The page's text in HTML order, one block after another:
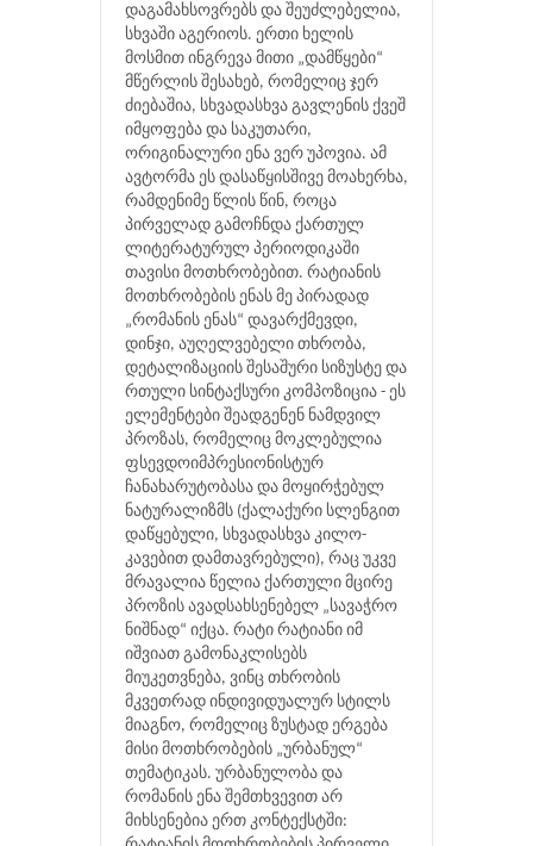
დაგამახსოვრებს და შეუძლებელია,
სხვაში აგერიოს. ერთი ხელის
მოსმით ინგრევა მითი „დამწყები“
მწერლის შესახებ, რომელიც ჯერ
ძიებაშია, სხვადასხვა გავლენის ქვეშ
იმყოფება და საკუთარი,
ორიგინალური ენა ვერ უპოვია. ამ
ავტორმა ეს დასაწყისშივე მოახერხა,
რამდენიმე წლის წინ, როცა
პირველად გამოჩნდა ქართულ
ლიტერატურულ პერიოდიკაში
თავისი მოთხრობებით. რატიანის
მოთხრობების ენას მე პირადად
„რომანის ენას“ დავარქმევდი,
დინჯი, აუღელვებელი თხრობა,
დეტალიზაციის შესაშური სიზუსტე და
რთული სინტაქსური კომპოზიცია - ეს
ელემენტები შეადგენენ ნამდვილ
პროზას, რომელიც მოკლებულია
ფსევდოიმპრესიონისტურ
ჩანახარუტობასა და მოყირჭებულ
ნატურალიზმს (ქალაქური სლენგით
დაწყებული, სხვადასხვა კილო-
კავებით დამთავრებული), რაც უკვე
მრავალია წელია ქართული მცირე
პროზის ავადსახსენებელ „სავაჭრო
ნიშნად“ იქცა. რატი რატიანი იმ
იშვიათ გამონაკლისებს
მიუკეთვნება, ვინც თხრობის
მკვეთრად ინდივიდუალურ სტილს
მიაგნო, რომელიც ზუსტად ერგება
მისი მოთხრობების „ურბანულ“
თემატიკას. ურბანულობა და
რომანის ენა შემთხვევით არ
მიხსენებია ერთ კონტექსტში: